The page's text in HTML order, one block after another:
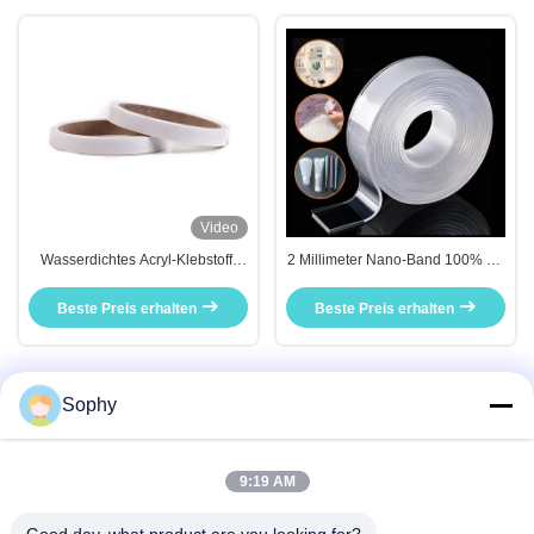
Video
Wasserdichtes Acryl-Klebstoff-
Wärmebeständigkeit für
Anwendungen auf See und auf
Beste Preis erhalten
2 Millimeter Nano-Band 100% PP
Beste Preis erhalten
Sophy
9:19 AM